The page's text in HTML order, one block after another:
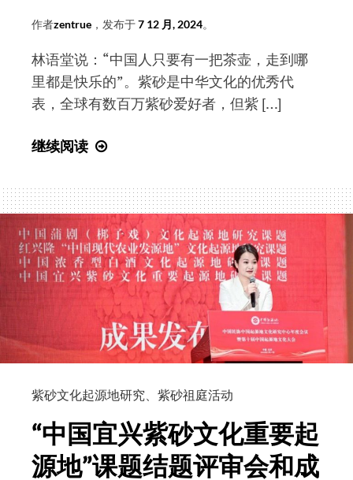
要
源
地”
研
专
家
万
建
中
颁
发
中
央
文
研
究
馆
作者zentrue ，发布于7 12 月, 2024。
林语堂说：“中国人只要有一把茶壶，走到哪
里都是快乐的”。紫砂是中华文化的优秀代
表，全球有数百万紫砂爱好者，但紫 […]
继续阅读
即
壶
源
——
“紫
砂
祖
庭”
揭
紫砂文化起源地研究 紫砂祖庭活动
“中国宜兴紫砂文化重要起
源地”课题结题评审会和成